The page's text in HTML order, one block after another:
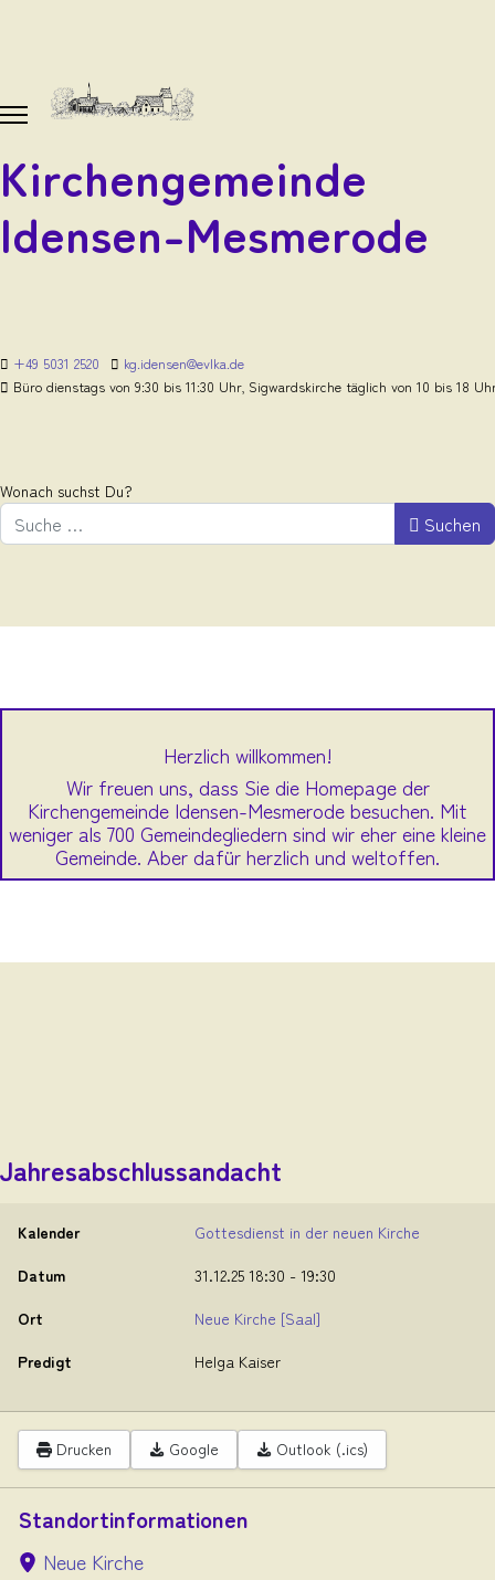
Kirchengemeinde
Idensen-Mesmerode
+49 5031 2520
kg.idensen@evlka.de
Büro dienstags von 9:30 bis 11:30 Uhr, Sigwardskirche täglich von 10 bis 18
Wonach suchst Du?
Suchen
Herzlich willkommen!
Wir freuen uns, dass Sie die Homepage der
Kirchengemeinde Idensen-Mesmerode besuchen. Mit
weniger als 700 Gemeindegliedern sind wir eher eine kleine
Gemeinde. Aber dafür herzlich und weltoffen.
Jahresabschlussandacht
Kalender
Gottesdienst in der neuen Kirche
Datum
31.12.25 18:30 - 19:30
Ort
Neue Kirche [Saal]
Predigt
Helga Kaiser
Drucken Google Outlook (.ics)
Standortinformationen
Neue Kirche